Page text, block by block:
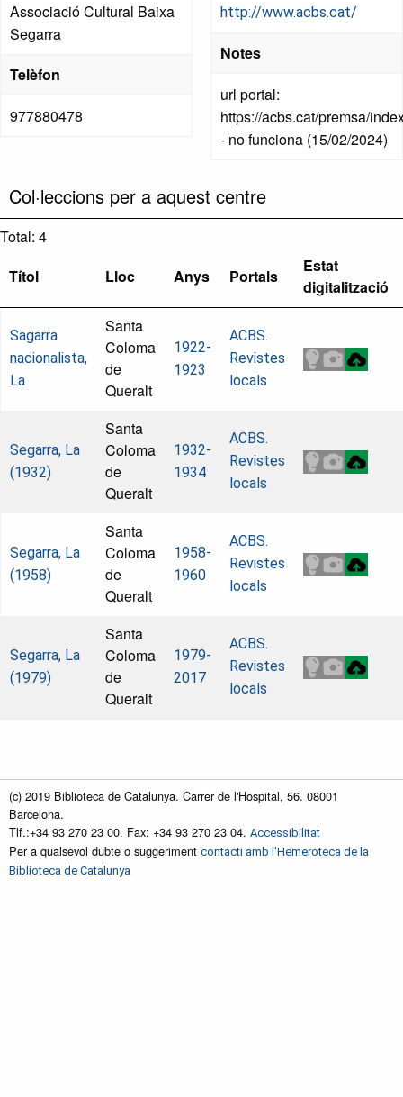
Associació Cultural Baixa
Segarra
Telèfon
977880478
http://www.acbs.cat/
Notes
url portal:
https://acbs.cat/premsa/
- no funciona (15/02/2024)
Col·leccions per a aquest centre
Total: 4
Títol
Lloc Anys Portals
Estat
digitalització
Sagarra
nacionalista,
La
Santa
Coloma
de
Queralt
1922-
1923
ACBS.
Revistes
locals
Segarra, La
(1932)
Santa
Coloma
de
Queralt
1932-
1934
ACBS.
Revistes
locals
Segarra, La
(1958)
Santa
Coloma
de
Queralt
1958-
1960
ACBS.
Revistes
locals
Segarra, La
(1979)
Santa
Coloma
de
Queralt
1979-
2017
ACBS.
Revistes
locals
(c) 2019 Biblioteca de Catalunya. Carrer de l'Hospital, 56. 08001
Barcelona.
Tlf.:+34 93 270 23 00. Fax: +34 93 270 23 04. Accessibilitat
Per a qualsevol dubte o suggeriment contacti amb l'Hemeroteca de la
Biblioteca de Catalunya